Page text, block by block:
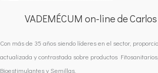
VADEMÉCUM on-line de
Con más de 35 años siendo líderes en el sector,
actualizada y contrastada sobre productos
Bioestimulantes y Semillas.